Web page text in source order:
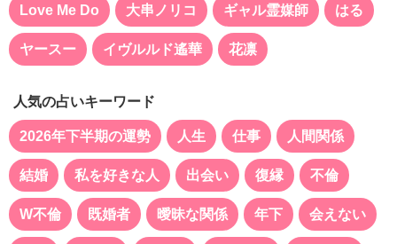
Love Me Do 大串ノリコ ギャル霊媒師 はる
ヤースー イヴルルド遙華 花凛
人気の占いキーワード
2026年下半期の運勢 人生 仕事 人間関係
結婚 私を好きな人 出会い 復縁 不倫
W不倫 既婚者 曖昧な関係 年下 会えない